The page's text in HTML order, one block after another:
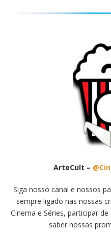
ArteCult –
Siga nosso canal e nossos
sempre ligado nas nossas
Cinema e Séries, participar
saber nossas